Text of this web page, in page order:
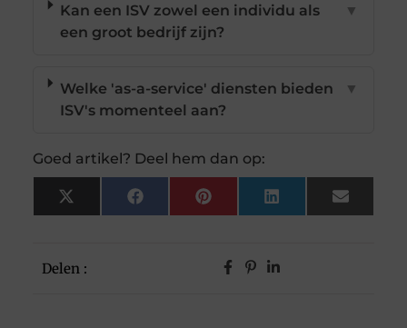
Delen :
Kan een ISV zowel een individu als
een groot bedrijf zijn?
▼
Welke 'as-a-service' diensten bieden
ISV's momenteel aan?
▼
Goed artikel? Deel hem dan op:
X
(Twitter)
FacebookPinterestLinkedInEmail